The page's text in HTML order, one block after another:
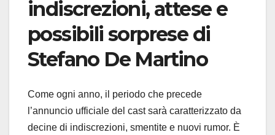
indiscrezioni, attese e
possibili sorprese di
Stefano De Martino
Come ogni anno, il periodo che precede
l’annuncio ufficiale del cast sarà caratterizzato da
decine di indiscrezioni, smentite e nuovi rumor. È